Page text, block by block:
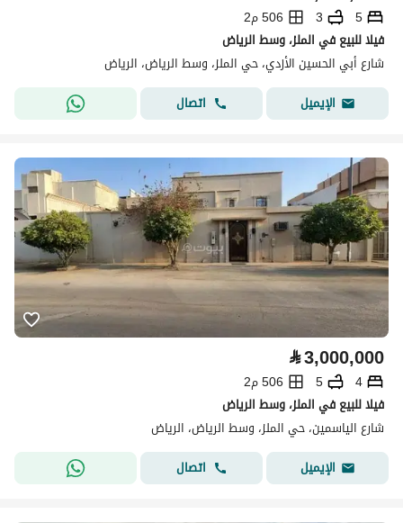
5
3
506 م2
فيلا للبيع في الملز، وسط الرياض
شارع أبي الحسين الأزدي، حي الملز، وسط الرياض، الرياض
الإيميل
اتصال
⃁3,000,000
4
5
506 م2
فيلا للبيع في الملز، وسط الرياض
شارع الياسمين، حي الملز، وسط الرياض، الرياض
الإيميل
اتصال